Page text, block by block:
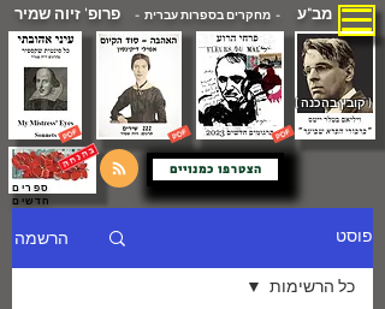
מב"ע - מחקרים בספרות עברית -פרופ' זיוה שמיר
( קובץ בהכנה )
הצטרפו כמנויים
ספרים
חדשים
פוסט הרשמה
כל הרשימות